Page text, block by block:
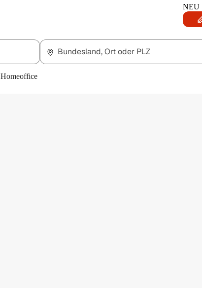
NEU
Bundesland, Ort oder PLZ
Homeoffice